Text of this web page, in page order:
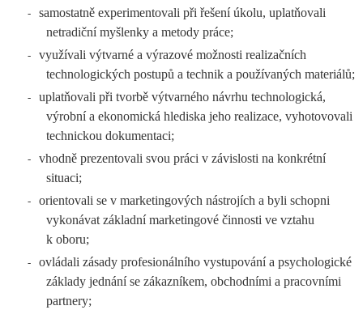
-
samostatně experimentovali při řešení úkolu, uplatňovali
netradiční myšlenky a metody práce;
-
využívali výtvarné a výrazové možnosti realizačních
technologických postupů a technik a používaných materiálů;
-
uplatňovali při tvorbě výtvarného návrhu technologická,
výrobní a ekonomická hlediska jeho realizace, vyhotovovali
technickou dokumentaci;
-
vhodně prezentovali svou práci v závislosti na konkrétní
situaci;
-
orientovali se v marketingových nástrojích a byli schopni
vykonávat základní marketingové činnosti ve vztahu
k oboru;
-
ovládali zásady profesionálního vystupování a psychologické
základy jednání se zákazníkem, obchodními a pracovními
partnery;